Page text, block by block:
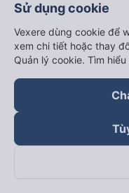
Hỗ trợ
Trở thành đối tác
Đối tác thanh toán
Sử dụng cookie
Vexere dùng cookie để
xem chi tiết hoặc thay
Quản lý cookie. Tìm